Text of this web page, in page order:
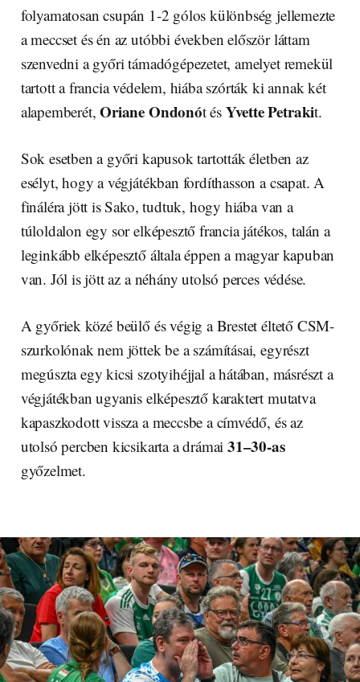
folyamatosan csupán 1-2 gólos különbség jellemezte
a meccset és én az utóbbi években először láttam
szenvedni a győri támadógépezetet, amelyet remekül
tartott a francia védelem, hiába szórták ki annak két
alapemberét,Oriane Ondonót és Yvette Petrakit.
Sok esetben a győri kapusok tartották életben az
esélyt, hogy a végjátékban fordíthasson a csapat. A
fináléra jött is Sako, tudtuk, hogy hiába van a
túloldalon egy sor elképesztő francia játékos, talán a
leginkább elképesztő általa éppen a magyar kapuban
van. Jól is jött az a néhány utolsó perces védése.
A győriek közé beülő és végig a Brestet éltető CSM-
szurkolónak nem jöttek be a számításai, egyrészt
megúszta egy kicsi szotyihéjjal a hátában, másrészt a
végjátékban ugyanis elképesztő karaktert mutatva
kapaszkodott vissza a meccsbe a címvédő, és az
utolsó percben kicsikarta a drámai31–30-as
győzelmet.